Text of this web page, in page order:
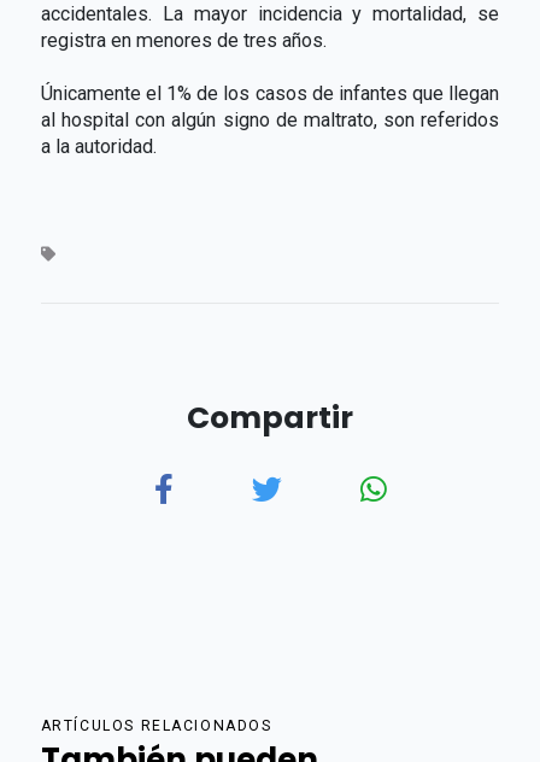
accidentales. La mayor incidencia y mortalidad, se
registra en menores de tres años.
Únicamente el 1% de los casos de infantes que llegan
al hospital con algún signo de maltrato, son referidos
a la autoridad.
Compartir
ARTÍCULOS RELACIONADOS